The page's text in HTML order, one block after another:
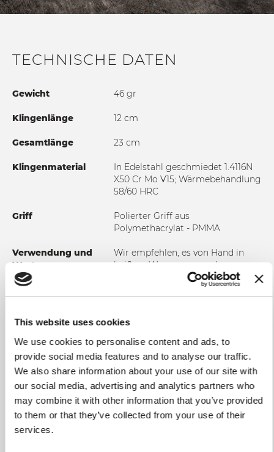
This website uses cookies
We use cookies to personalise content and ads, to
provide social media features and to analyse our traffic.
We also share information about your use of our site with
our social media, advertising and analytics partners who
may combine it with other information that you’ve provided
to them or that they’ve collected from your use of their
services.
TECHNISCHE DATEN
Gewicht 46 gr
Klingenlänge 12 cm
Gesamtlänge 23 cm
Klingenmaterial
In Edelstahl geschmiedet 1.4116N
X50 Cr Mo V15; Wärmebehandlung
58/60 HRC
Griff
Polierter Griff aus
Polymethacrylat - PMMA
Verwendung und
Wartung
Wir empfehlen, es von Hand in
heißem Wasser zu waschen, um
sicherzustellen, dass es intakt
bleibt und lange hält. In jedem
waschen. Verwenden Sie keine
abrasiven Stoffe oder Schwämme.
ZUR VERGLEICHSLISTE HINZUFÜGEN